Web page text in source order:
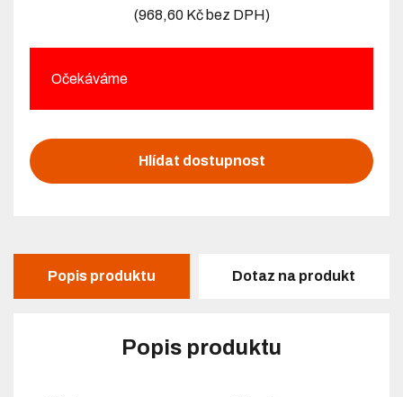
(968,60 Kč bez DPH)
Očekáváme
Hlídat dostupnost
Popis produktu Dotaz na produkt
Popis produktu